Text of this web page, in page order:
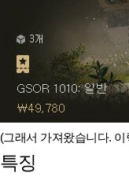
(그래서 가져왔습니다.
특징